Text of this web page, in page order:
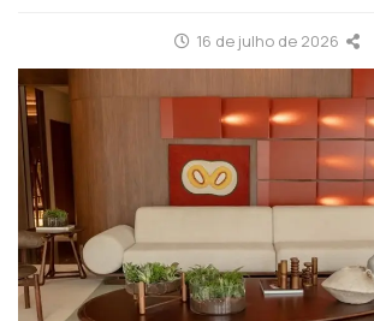
16 de julho de 2026